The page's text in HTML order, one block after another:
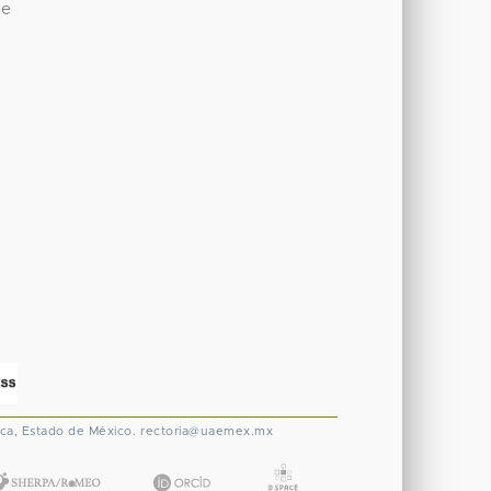
Estado de México. rectoria@uaemex.mx